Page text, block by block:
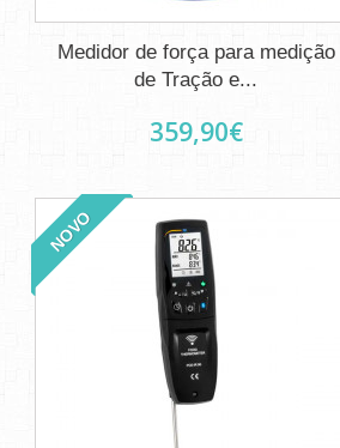
Medidor de força para medição
de Tração e...
359,90€
NOVO